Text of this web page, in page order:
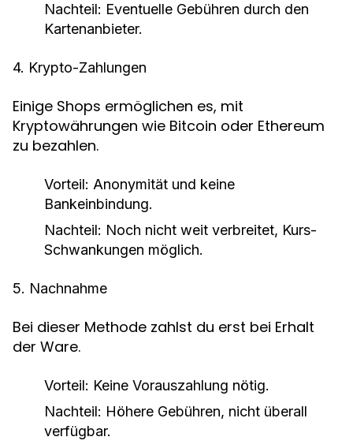
Nachteil: Eventuelle Gebühren durch den
Kartenanbieter.
4. Krypto-Zahlungen
Einige Shops ermöglichen es, mit
Kryptowährungen wie Bitcoin oder Ethereum
zu bezahlen.
Vorteil: Anonymität und keine
Bankeinbindung.
Nachteil: Noch nicht weit verbreitet, Kurs-
Schwankungen möglich.
5. Nachnahme
Bei dieser Methode zahlst du erst bei Erhalt
der Ware.
Vorteil: Keine Vorauszahlung nötig.
Nachteil: Höhere Gebühren, nicht überall
verfügbar.